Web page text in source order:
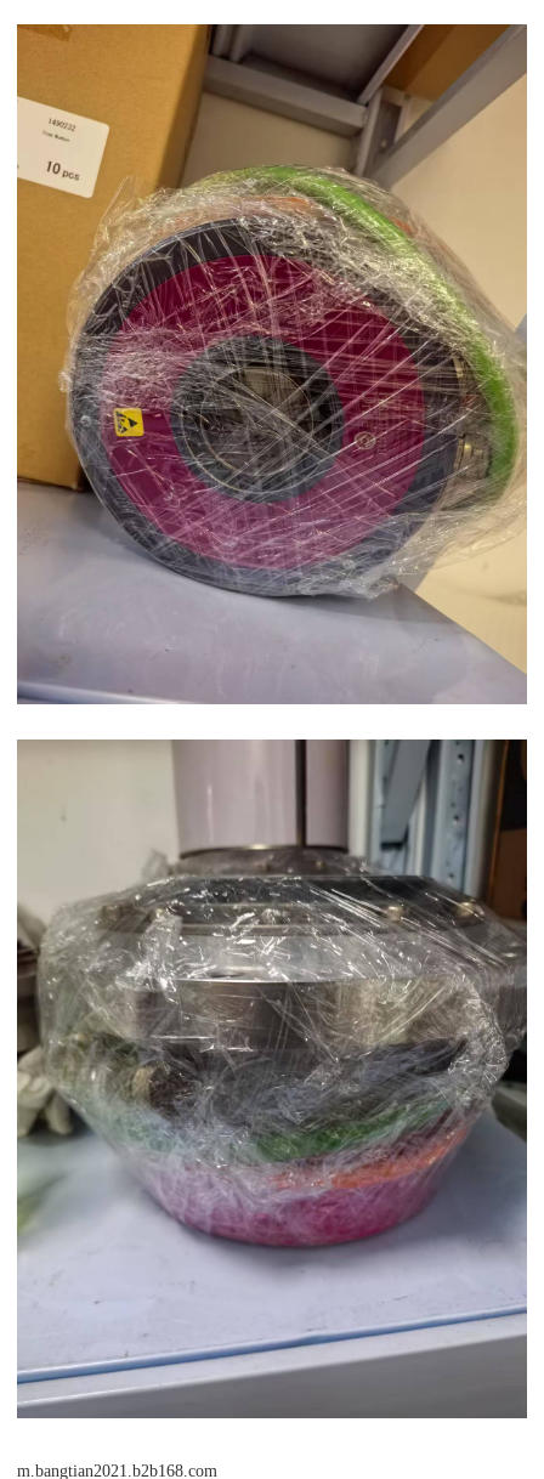
m.bangtian2021.b2b168.com